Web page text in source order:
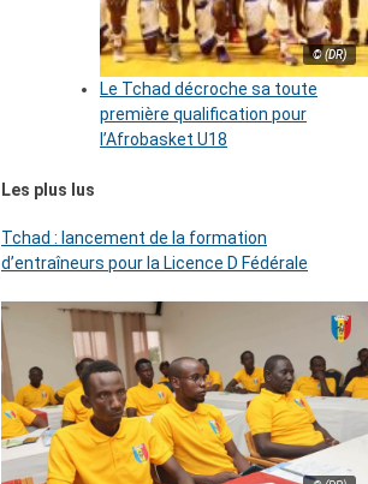
© (DR)
Le Tchad décroche sa toute
première qualification pour
l’Afrobasket U18
Les plus lus
Tchad : lancement de la formation
d’entraîneurs pour la Licence D Fédérale